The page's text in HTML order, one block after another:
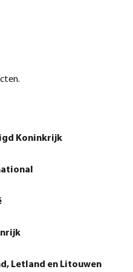
Koninkrijk
Letland en Litouwen